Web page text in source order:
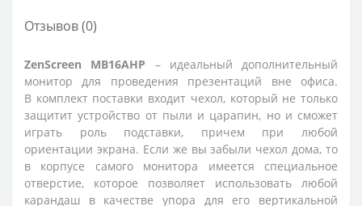
Отзывов (0)
ZenScreen MB16AHP – идеальный дополнительный
монитор для проведения презентаций вне офиса.
В комплект поставки входит чехол, который не только
защитит устройство от пыли и царапин, но и сможет
играть роль подставки, причем при любой
ориентации экрана. Если же вы забыли чехол дома, то
в корпусе самого монитора имеется специальное
отверстие, которое позволяет использовать любой
карандаш в качестве упора для его вертикальной